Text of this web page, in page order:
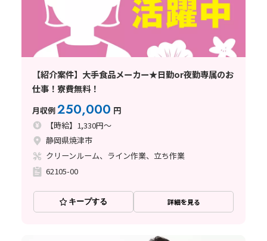
【紹介案件】大手食品メーカー★日勤or夜勤専属のお
仕事！寮費無料！
月収例250,000 円
【時給】1,330円～
静岡県焼津市
クリーンルーム、ライン作業、立ち作業
62105-00
キープする 詳細を見る